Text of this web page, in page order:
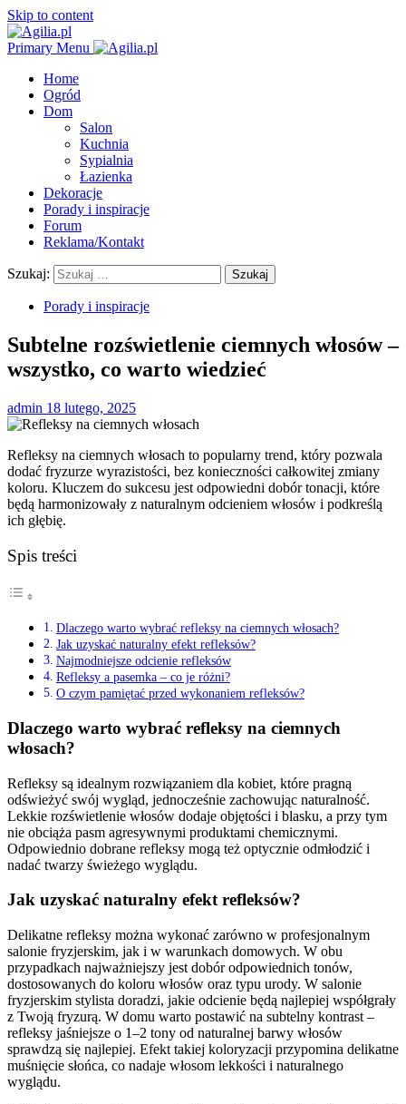
Skip to content
Primary Menu
Home
Ogród
Dom
Salon
Kuchnia
Sypialnia
Łazienka
Dekoracje
Porady i inspiracje
Forum
Reklama/Kontakt
Szukaj:
Porady i inspiracje
Subtelne rozświetlenie ciemnych włosów –
wszystko, co warto wiedzieć
admin 18 lutego, 2025
Refleksy na ciemnych włosach to popularny trend, który pozwala
dodać fryzurze wyrazistości, bez konieczności całkowitej zmiany
koloru. Kluczem do sukcesu jest odpowiedni dobór tonacji, które
będą harmonizowały z naturalnym odcieniem włosów i podkreślą
ich głębię.
Spis treści
Dlaczego warto wybrać refleksy na ciemnych włosach?
Jak uzyskać naturalny efekt refleksów?
Najmodniejsze odcienie refleksów
Refleksy a pasemka – co je różni?
O czym pamiętać przed wykonaniem refleksów?
Dlaczego warto wybrać refleksy na ciemnych
włosach?
Refleksy są idealnym rozwiązaniem dla kobiet, które pragną
odświeżyć swój wygląd, jednocześnie zachowując naturalność.
Lekkie rozświetlenie włosów dodaje objętości i blasku, a przy tym
nie obciąża pasm agresywnymi produktami chemicznymi.
Odpowiednio dobrane refleksy mogą też optycznie odmłodzić i
nadać twarzy świeżego wyglądu.
Jak uzyskać naturalny efekt refleksów?
Delikatne refleksy można wykonać zarówno w profesjonalnym
salonie fryzjerskim, jak i w warunkach domowych. W obu
przypadkach najważniejszy jest dobór odpowiednich tonów,
dostosowanych do koloru włosów oraz typu urody. W salonie
fryzjerskim stylista doradzi, jakie odcienie będą najlepiej współgrały
z Twoją fryzurą. W domu warto postawić na subtelny kontrast –
refleksy jaśniejsze o 1–2 tony od naturalnej barwy włosów
sprawdzą się najlepiej. Efekt takiej koloryzacji przypomina delikatne
muśnięcie słońca, co nadaje włosom lekkości i naturalnego
wyglądu.